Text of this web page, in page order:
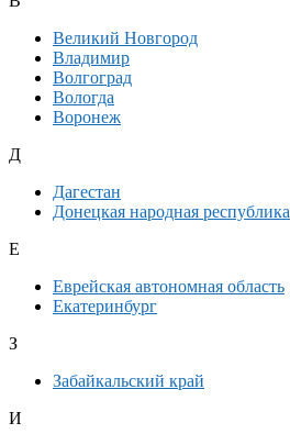
Великий Новгород
Владимир
Волгоград
Вологда
Воронеж
Д
Дагестан
Донецкая народная республика
Е
Еврейская автономная область
Екатеринбург
З
Забайкальский край
И